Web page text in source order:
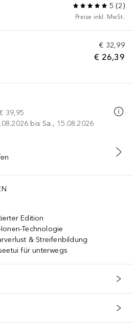
5 (2)
Preise inkl. MwSt.
€ 32,99
€ 26,39
39,95
bis Sa., 15.08.2026
WARENKORB
Edition
Technologie
& Streifenbildung
für unterwegs